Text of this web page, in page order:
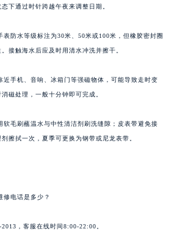
下通过时针跨越午夜来调整日期。
防水等级标注为30米、50米或100米，但橡胶密封圈
接触海水后应及时用清水冲洗并擦干。
手机、音响、冰箱门等强磁物体，可能导致走时变
磁处理，一般十分钟即可完成。
毛刷蘸温水与中性清洁剂刷洗缝隙；皮表带避免接
擦拭一次，夏季可更换为钢带或尼龙表带。
修电话是多少？
，客服在线时间8:00-22:00。